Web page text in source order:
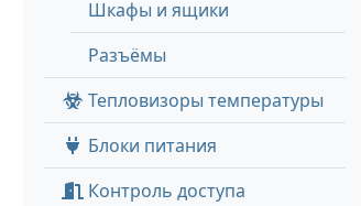
Шкафы и ящики
Разъёмы
Тепловизоры температуры
Блоки питания
Контроль доступа